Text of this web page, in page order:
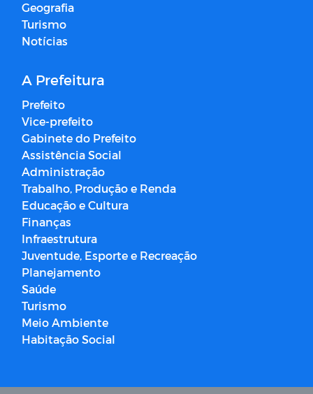
Geografia
Turismo
Notícias
A Prefeitura
Prefeito
Vice-prefeito
Gabinete do Prefeito
Assistência Social
Administração
Trabalho, Produção e Renda
Educação e Cultura
Finanças
Infraestrutura
Juventude, Esporte e Recreação
Planejamento
Saúde
Turismo
Meio Ambiente
Habitação Social